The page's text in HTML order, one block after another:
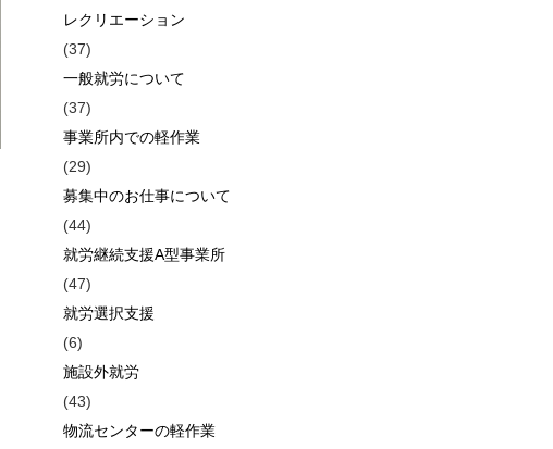
レクリエーション
(37)
一般就労について
(37)
事業所内での軽作業
(29)
募集中のお仕事について
(44)
就労継続支援A型事業所
(47)
就労選択支援
(6)
施設外就労
(43)
物流センターの軽作業